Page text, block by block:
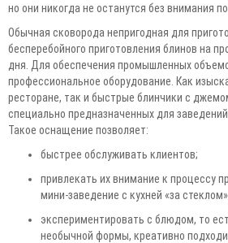
но они никогда не останутся без внимания
Обычная сковорода непригодная для
бесперебойного приготовления блинов на
дня. Для обеспечения промышленных
профессиональное оборудование. Как
ресторане, так и быстрые блинчики с
специально предназначенных для
Такое оснащение позволяет:
быстрее обслуживать клиентов;
привлекать их внимание к процессу
мини-заведение с кухней «за
экспериментировать с блюдом, то
необычной формы, креативно